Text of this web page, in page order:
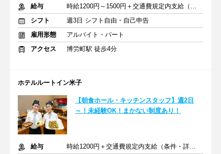
給与
時給1200円～1500円＋交通費規定内支給（条件・詳細は面接にて）
シフト
週3日 シフト自由・自己申告
雇用形態
アルバイト・パート
アクセス
博労町駅 徒歩4分
ホテルルートイン米子
【朝食ホール・キッチンスタッフ】週2日
～！未経験OK！まかない制度あり！
給与
時給1200円＋交通費規定内支給（条件・詳細は面接にて）